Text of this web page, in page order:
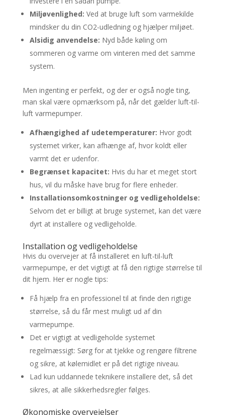
Miljøvenlighed: Ved at bruge luft som varmekilde
mindsker du din CO2-udledning og hjælper miljøet.
Alsidig anvendelse: Nyd både køling om
sommeren og varme om vinteren med det samme
system.
Men ingenting er perfekt, og der er også nogle ting,
man skal være opmærksom på, når det gælder luft-til-
luft varmepumper.
Afhængighed af udetemperaturer: Hvor godt
systemet virker, kan afhænge af, hvor koldt eller
varmt det er udenfor.
Begrænset kapacitet: Hvis du har et meget stort
hus, vil du måske have brug for flere enheder.
Installationsomkostninger og vedligeholdelse:
Selvom det er billigt at bruge systemet, kan det være
dyrt at installere og vedligeholde.
Installation og vedligeholdelse
Hvis du overvejer at få installeret en luft-til-luft
varmepumpe, er det vigtigt at få den rigtige størrelse til
dit hjem. Her er nogle tips:
Få hjælp fra en professionel til at finde den rigtige
størrelse, så du får mest muligt ud af din
varmepumpe.
Det er vigtigt at vedligeholde systemet
regelmæssigt: Sørg for at tjekke og rengøre filtrene
og sikre, at kølemidlet er på det rigtige niveau.
Lad kun uddannede teknikere installere det, så det
sikres, at alle sikkerhedsregler følges.
Økonomiske overvejelser